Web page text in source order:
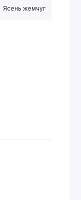
Ясень жемчуг